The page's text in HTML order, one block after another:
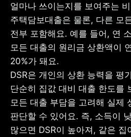
얼마나 쓰이는지를 보여주는
주택담보대출은 물론, 다른 모
전부 포함해요. 예를 들어, 연
모든 대출의 원리금 상환액이
20%가 돼요.
DSR은 개인의 상환 능력을 평
단순히 집값 대비 대출 한도를
모든 대출 부담을 고려해 실제
판단할 수 있어요. 즉, 소득이
많으면 DSR이 높아져, 같은 집